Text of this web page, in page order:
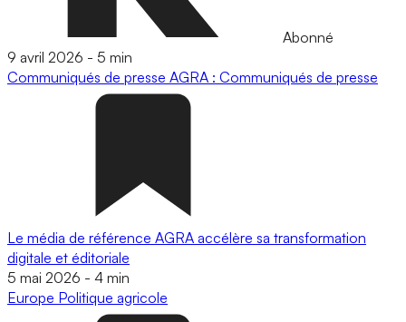
Abonné
9 avril 2026 - 5 min
Communiqués de presse AGRA : Communiqués de presse
Le média de référence AGRA accélère sa transformation
digitale et éditoriale
5 mai 2026 - 4 min
Europe Politique agricole